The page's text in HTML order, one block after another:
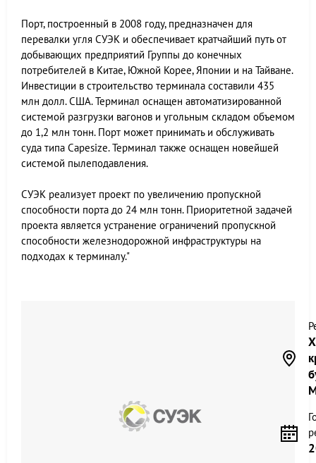
Порт, построенный в 2008 году, предназначен для
перевалки угля СУЭК и обеспечивает кратчайший путь от
добывающих предприятий Группы до конечных
потребителей в Китае, Южной Корее, Японии и на Тайване.
Инвестиции в строительство терминала составили 435
млн долл. США. Терминал оснащен автоматизированной
системой разгрузки вагонов и угольным складом объемом
до 1,2 млн тонн. Порт может принимать и обслуживать
суда типа Сapesize. Терминал также оснащен новейшей
системой пылеподавления.
СУЭК реализует проект по увеличению пропускной
способности порта до 24 млн тонн. Приоритетной задачей
проекта является устранение ограничений пропускной
способности железнодорожной инфраструктуры на
подходах к терминалу."